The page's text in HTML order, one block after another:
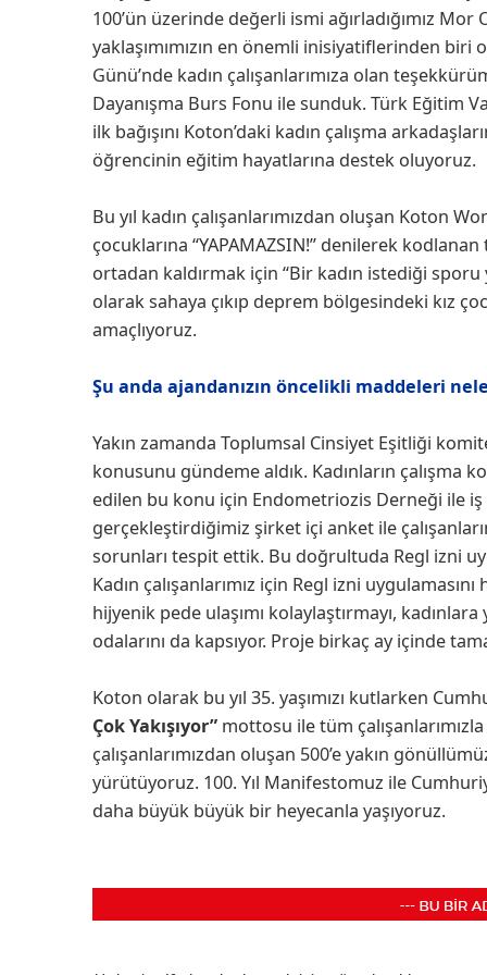
100’ün üzerinde değerli ismi ağırladığımız
yaklaşımımızın en önemli inisiyatiflerinden
Günü’nde kadın çalışanlarımıza olan
Dayanışma Burs Fonu ile sunduk. Türk Eğitim
ilk bağışını Koton’daki kadın çalışma
öğrencinin eğitim hayatlarına destek oluyoruz.
Bu yıl kadın çalışanlarımızdan oluşan Koton
çocuklarına “YAPAMAZSIN!” denilerek
ortadan kaldırmak için “Bir kadın istediği
olarak sahaya çıkıp deprem bölgesindeki kız
amaçlıyoruz.
Şu anda ajandanızın öncelikli maddeleri
Yakın zamanda Toplumsal Cinsiyet Eşitliği
konusunu gündeme aldık. Kadınların çalışma
edilen bu konu için Endometriozis Derneği ile
gerçekleştirdiğimiz şirket içi anket ile
sorunları tespit ettik. Bu doğrultuda Regl izni
Kadın çalışanlarımız için Regl izni
hijyenik pede ulaşımı kolaylaştırmayı,
odalarını da kapsıyor. Proje birkaç ay içinde
Koton olarak bu yıl 35. yaşımızı kutlarken
Çok Yakışıyor” mottosu ile tüm
çalışanlarımızdan oluşan 500’e yakın
yürütüyoruz. 100. Yıl Manifestomuz ile
daha büyük büyük bir heyecanla yaşıyoruz.